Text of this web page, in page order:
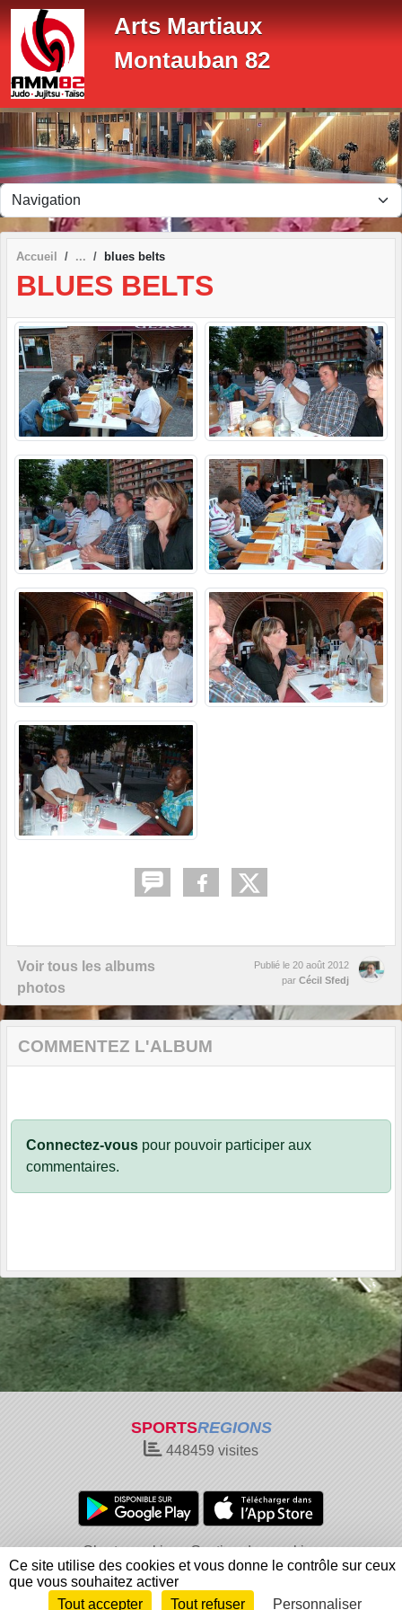
Arts Martiaux
Montauban 82
Accueil blues belts
BLUES BELTS
Voir tous les albums
photos
Publié le 20 août 2012
par Cécil Sfedj
COMMENTEZ L'ALBUM
Connectez-vous pour pouvoir participer aux
commentaires.
SPORTSREGIONS
448459 visites
Charte cookies
Gestion des cookies
Informations légales
Signaler un contenu inapproprié
Envie de participer ? Connexion
Panneau de gestion des cookies
Ce site utilise des cookies et vous donne le contrôle sur ceux
que vous souhaitez activer
Tout accepter
Tout refuser Personnaliser